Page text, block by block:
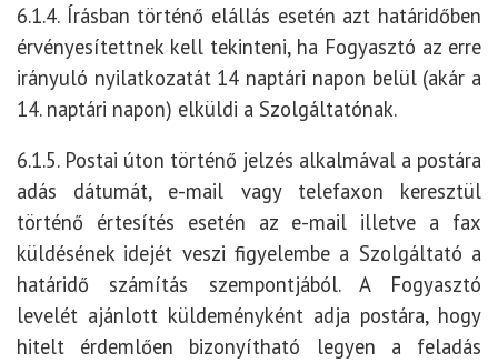
6.1.4. Írásban történő elállás esetén azt határidőben
érvényesítettnek kell tekinteni, ha Fogyasztó az erre
irányuló nyilatkozatát 14 naptári napon belül (akár a
14. naptári napon) elküldi a Szolgáltatónak.
6.1.5. Postai úton történő jelzés alkalmával a postára
adás dátumát, e-mail vagy telefaxon keresztül
történő értesítés esetén az e-mail illetve a fax
küldésének idejét veszi figyelembe a Szolgáltató a
határidő számítás szempontjából. A Fogyasztó
levelét ajánlott küldeményként adja postára, hogy
hitelt érdemlően bizonyítható legyen a feladás